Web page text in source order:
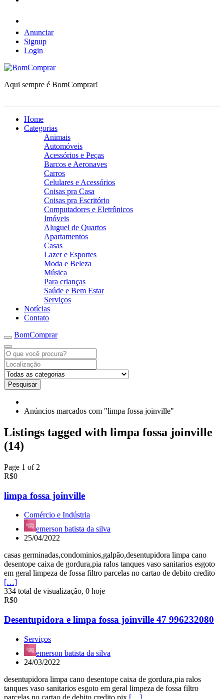
Anunciar
Signup
Login
BomComprar
Aqui sempre é BomComprar!
Home
Categorias
Animais
Automóveis
Acessórios e Peças
Barcos e Aeronaves
Carros
Celulares e Acessórios
Coisas pra Casa
Coisas pra Escritório
Computadores e Eletrônicos
Imóveis
Aluguel de Quartos
Apartamentos
Casas
Lazer e Esportes
Moda e Beleza
Música
Para crianças
Saúde e Bem Estar
Serviços
Notícias
Contato
BomComprar
Pesquisar
Anúncios marcados com "limpa fossa joinville"
Listings tagged with limpa fossa joinville
(14)
Page 1 of 2
R$0
limpa fossa joinville
Comércio e Indústria
emerson batista da silva
25/04/2022
casas germinadas,condominios,galpão,desentupidora limpa cano
desentope caixa de gordura,pia ralos tanques vaso sanitarios esgoto
em geral limpeza de fossa filtro parcelas no cartao de debito credito
[…]
334 total de visualização, 0 hoje
R$0
Desentupidora e limpa fossa joinville 47 996232080
Serviços
emerson batista da silva
24/03/2022
desentupidora limpa cano desentope caixa de gordura,pia ralos
tanques vaso sanitarios esgoto em geral limpeza de fossa filtro
parcelas no cartao de debito credito pix […]